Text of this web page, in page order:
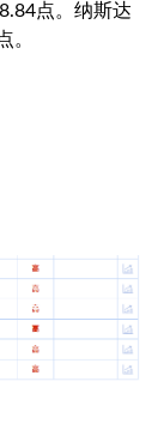
点。纳斯达
。